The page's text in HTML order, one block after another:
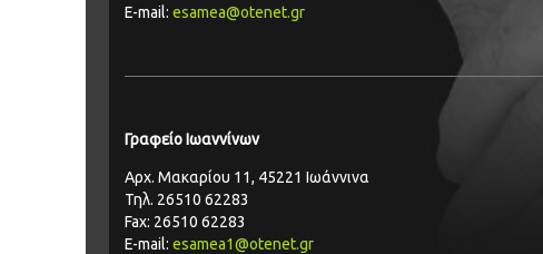
E-mail: esamea@otenet.gr
Γραφείο Ιωαννίνων
Αρχ. Μακαρίου 11, 45221 Ιωάννινα
Τηλ. 26510 62283
Fax: 26510 62283
E-mail: esamea1@otenet.gr